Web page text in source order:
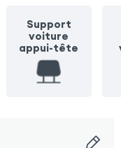
Support
voiture
appui-tête